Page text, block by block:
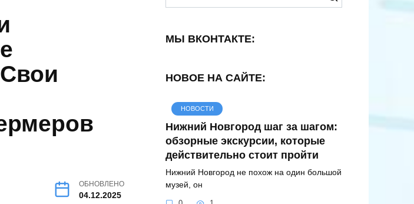
ОБНОВЛЕНО
04.12.2025
for:
МЫ ВКОНТАКТЕ:
НОВОЕ НА САЙТЕ:
НОВОСТИ
Нижний Новгород шаг за шагом:
обзорные экскурсии, которые
действительно стоит пройти
Нижний Новгород не похож на один большой
музей, он